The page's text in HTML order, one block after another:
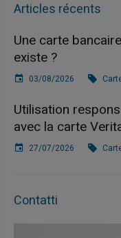
Articles récents
Une carte
existe ?
03/08/2026
Utilisation
avec la carte
27/07/2026
Contatti